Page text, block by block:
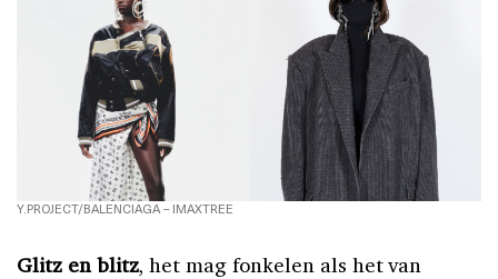
Y.PROJECT/BALENCIAGA – IMAXTREE
Glitz en blitz, het mag fonkelen als het van